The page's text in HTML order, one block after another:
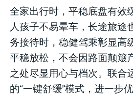
全家出行时，平稳底盘有效
人孩子不易晕车，长途旅途
务接待时，稳健驾乘彰显高
平稳放松，不会因路面颠簸
之处尽显用心与档次。联合
的“一键舒缓”模式，进一步